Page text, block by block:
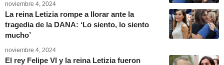
noviembre 4, 2024
La reina Letizia rompe a llorar ante la
tragedia de la DANA: ‘Lo siento, lo siento
mucho’
noviembre 4, 2024
El rey Felipe VI y la reina Letizia fueron